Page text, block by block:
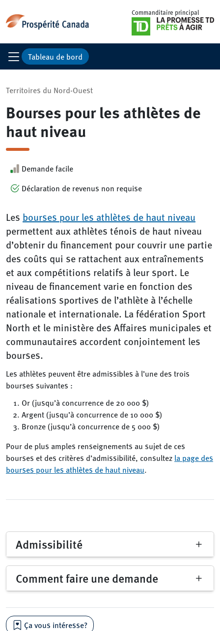
Commanditaire principal
Tableau de bord
Territoires du Nord-Ouest
Bourses pour les athlètes de
haut niveau
Demande facile
Déclaration de revenus non requise
Les bourses pour les athlètes de haut niveau
permettent aux athlètes ténois de haut niveau
d’obtenir du financement pour couvrir une partie
des coûts qui se rattachent aux entraînements
et aux compétitions relatifs à leur sport. Le
niveau de financement varie en fonction des
réalisations sportives de l’athlète à l’échelle
nationale et internationale. La fédération Sport
North et le ministère des Affaires municipales et
communautaires accordent conjointement les
bourses.
Les athlètes peuvent être admissibles à l’une des trois
bourses suivantes :
Or (jusqu’à concurrence de 20 000 $)
Argent (jusqu’à concurrence de 10 000 $)
Bronze (jusqu’à concurrence de 5 000 $)
Pour de plus amples renseignements au sujet de ces
bourses et des critères d’admissibilité, consultez la page des
bourses pour les athlètes de haut niveau.
Admissibilité
Comment faire une demande
Ça vous intéresse?